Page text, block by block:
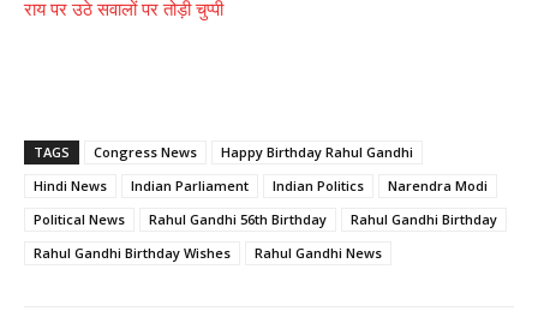
राय पर उठे सवालों पर तोड़ी चुप्पी
TAGS Congress News
Happy Birthday Rahul Gandhi
Hindi News
Indian Parliament Indian Politics
Narendra Modi
Political News
Rahul Gandhi 56th Birthday
Rahul Gandhi Birthday
Rahul Gandhi Birthday Wishes
Rahul Gandhi News